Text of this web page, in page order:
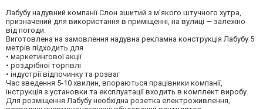
Лабубу надувний компанії Слон зшитий з м'якого штучного хутра,
призначений для використання в приміщенні, на вулиці — залежно
від погоди.
Виготовлена на замовлення надувна рекламна конструкція Лабубу 5
метрів підходить для
• маркетингової акції
• роздрібної торгівлі
• індустрії відпочинку та розваг
Час зведення 5-10 хвилин, впораються працівники компанії,
інструкція з установки та експлуатації входить в комплект виробу.
Для розміщення Лабубу необхідна розетка електроживлення,